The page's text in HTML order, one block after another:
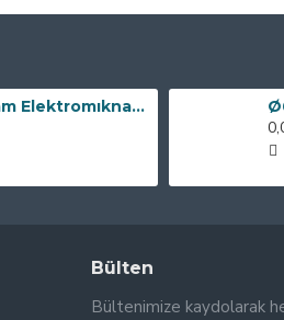
Ø80x60 mm Elektromıknatıs - 240 kg Çekim Gücü
Bülten
Bültenimize kaydolarak